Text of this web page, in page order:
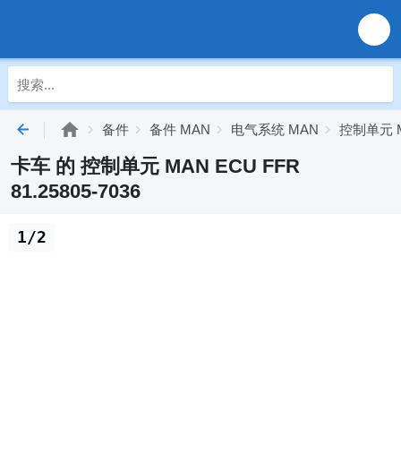
备件 备件 MAN 电气系统 MAN 控制单元
卡车 的 控制单元 MAN ECU FFR
81.25805-7036
1/2